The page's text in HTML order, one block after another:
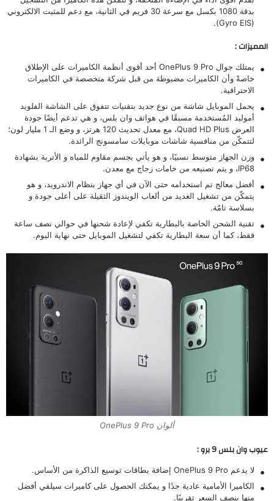
بدقة 1080 بكسل مع سرعة 30 فريم في الثانية، مع دعم للمثبت الالكتروني
(Gyro EIS).
المميزات :
يمتلك جوال OnePlus 9 Pro أحد أقوى أنظمة الكاميرات على الإطلاق
خاصةً وأن الكاميرات مضبوطة من قبل شركة متخصصة في الكاميرات
الاحترافية.
يحمل الموبايل شاشة من نوع جديد بتقنيات تتفوق على الشاشة الفلويد
أموليد المُستخدمة مسبقًا في هواتف وان بلس، و هي تدعم أيضًا جودة
العرض Quad HD Plus، مع معدل تحديث 120 هرتز، و وضع الـ 1 مليار لون؛
لتتمكّن من منافسية شاشات موبايلات سامسونج الرائدة.
وزن الجهاز متوسط نسبيًا، و هو يأتي بجسم مقاوم للمياه و الأتربة بشهادة
IP68، و يتم تصنيعه من خامات زجاج مع معدن.
أفضل معالج تم استخدامه حتى الآن في أي جهاز بنظام الاندرويد، و هو
يتمكّن من تشغيل العديد من ألعاب الويندوز الثقيلة على أعلى جودة و
بسلاسة تامّة.
تقنية الشحن الخاصة بالبطارية تكفي لإعادة شحنها في حوالي نصف ساعة
فقط، كما أن سعة البطارية تكفي لتشغيل الموبايل حتى نهاية اليوم.
ألوان OnePlus 9 Pro
عيوب وان بلس 9 برو :
لا يدعم OnePlus 9 Pro إضافة بطاقات توسيع الذاكرة من الأساس.
الكاميرا الأمامية عادية جدًا و يمكنك الحصول على كاميرات سيلفي أفضل
منها بنصف السعر تقريبًا.